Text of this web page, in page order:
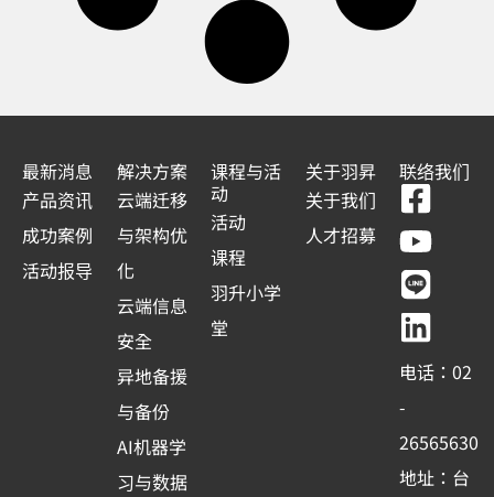
最新消息
产品资讯
成功案例
活动报导
解决方案
云端迁移
与架构优
化
云端信息
安全
异地备援
与备份
AI机器学
习与数据
课程与活
动
活动
课程
羽升小学
堂
关于羽昇
关于我们
人才招募
联络我们
F
a
c
e
b
o
o
k
-
Y
o
u
t
u
b
e
L
i
n
e
L
i
n
k
e
d
i
n
电话：02
-
26565630
地址：台